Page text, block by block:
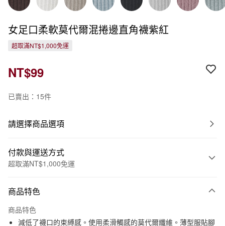
女足口柔軟莫代爾混捲邊直角襪紫紅
超取滿NT$1,000免運
NT$99
已賣出：15件
請選擇商品選項
付款與運送方式
超取滿NT$1,000免運
信用卡一次付款
信用卡分期付款
商品特色
商品特色
減低了襪口的束縛感。使用柔滑觸感的莫代爾纖維。薄型服貼腳